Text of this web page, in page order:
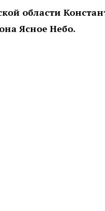
области
Ясное Небо.